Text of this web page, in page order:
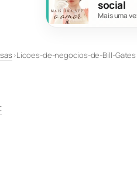
social
Mais uma
›Licoes-de-negocios-de-Bill-Gates